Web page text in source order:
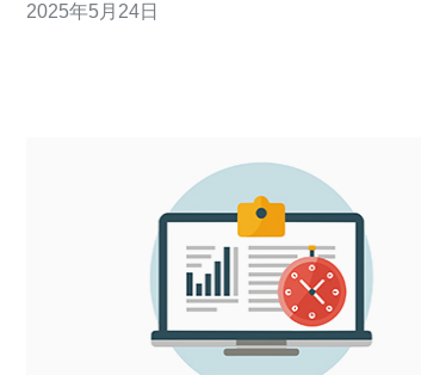
级服务器在日本地区拥有丰富的带宽资源和强
2025年5月24日